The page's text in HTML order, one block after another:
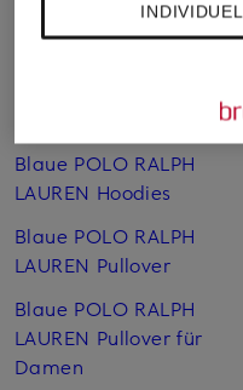
Beige POLO RALPH
LAUREN Caps
Blaue POLO RALPH
LAUREN Hoodies
Blaue POLO RALPH
LAUREN Pullover
Blaue POLO RALPH
LAUREN Pullover für
Damen